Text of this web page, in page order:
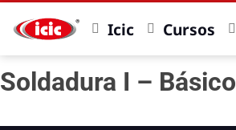
Icic Cursos
Soldadura I – Básico